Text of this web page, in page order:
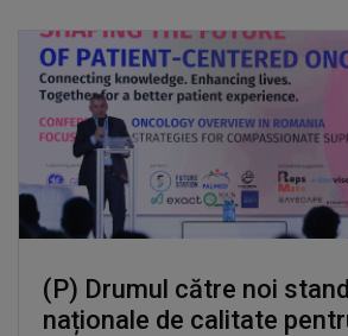
(P) Drumul către noi
naționale de calitate